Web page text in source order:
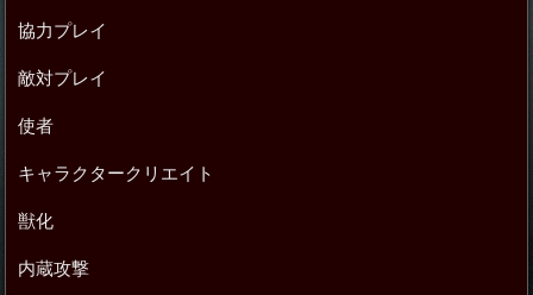
協力プレイ
敵対プレイ
使者
キャラクタークリエイト
獣化
内蔵攻撃